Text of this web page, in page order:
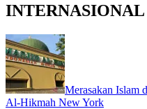
INTERNASIONAL
Merasakan Islam
Al-Hikmah New York